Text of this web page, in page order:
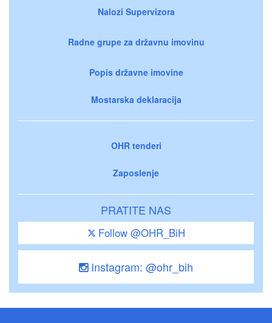
Nalozi Supervizora
Radne grupe za državnu imovinu
Popis državne imovine
Mostarska deklaracija
OHR tenderi
Zaposlenje
PRATITE NAS
Follow @OHR_BiH
Instagram: @ohr_bih